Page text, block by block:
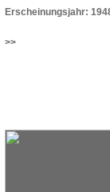
Erscheinungsjahr:
>>